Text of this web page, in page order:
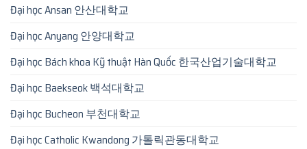
Đại học Ansan 안산대학교
Đại học Anyang 안양대학교
Đại học Bách khoa Kỹ thuật Hàn Quốc 한국산업기술대학교
Đại học Baekseok 백석대학교
Đại học Bucheon 부천대학교
Đại học Catholic Kwandong 가톨릭관동대학교